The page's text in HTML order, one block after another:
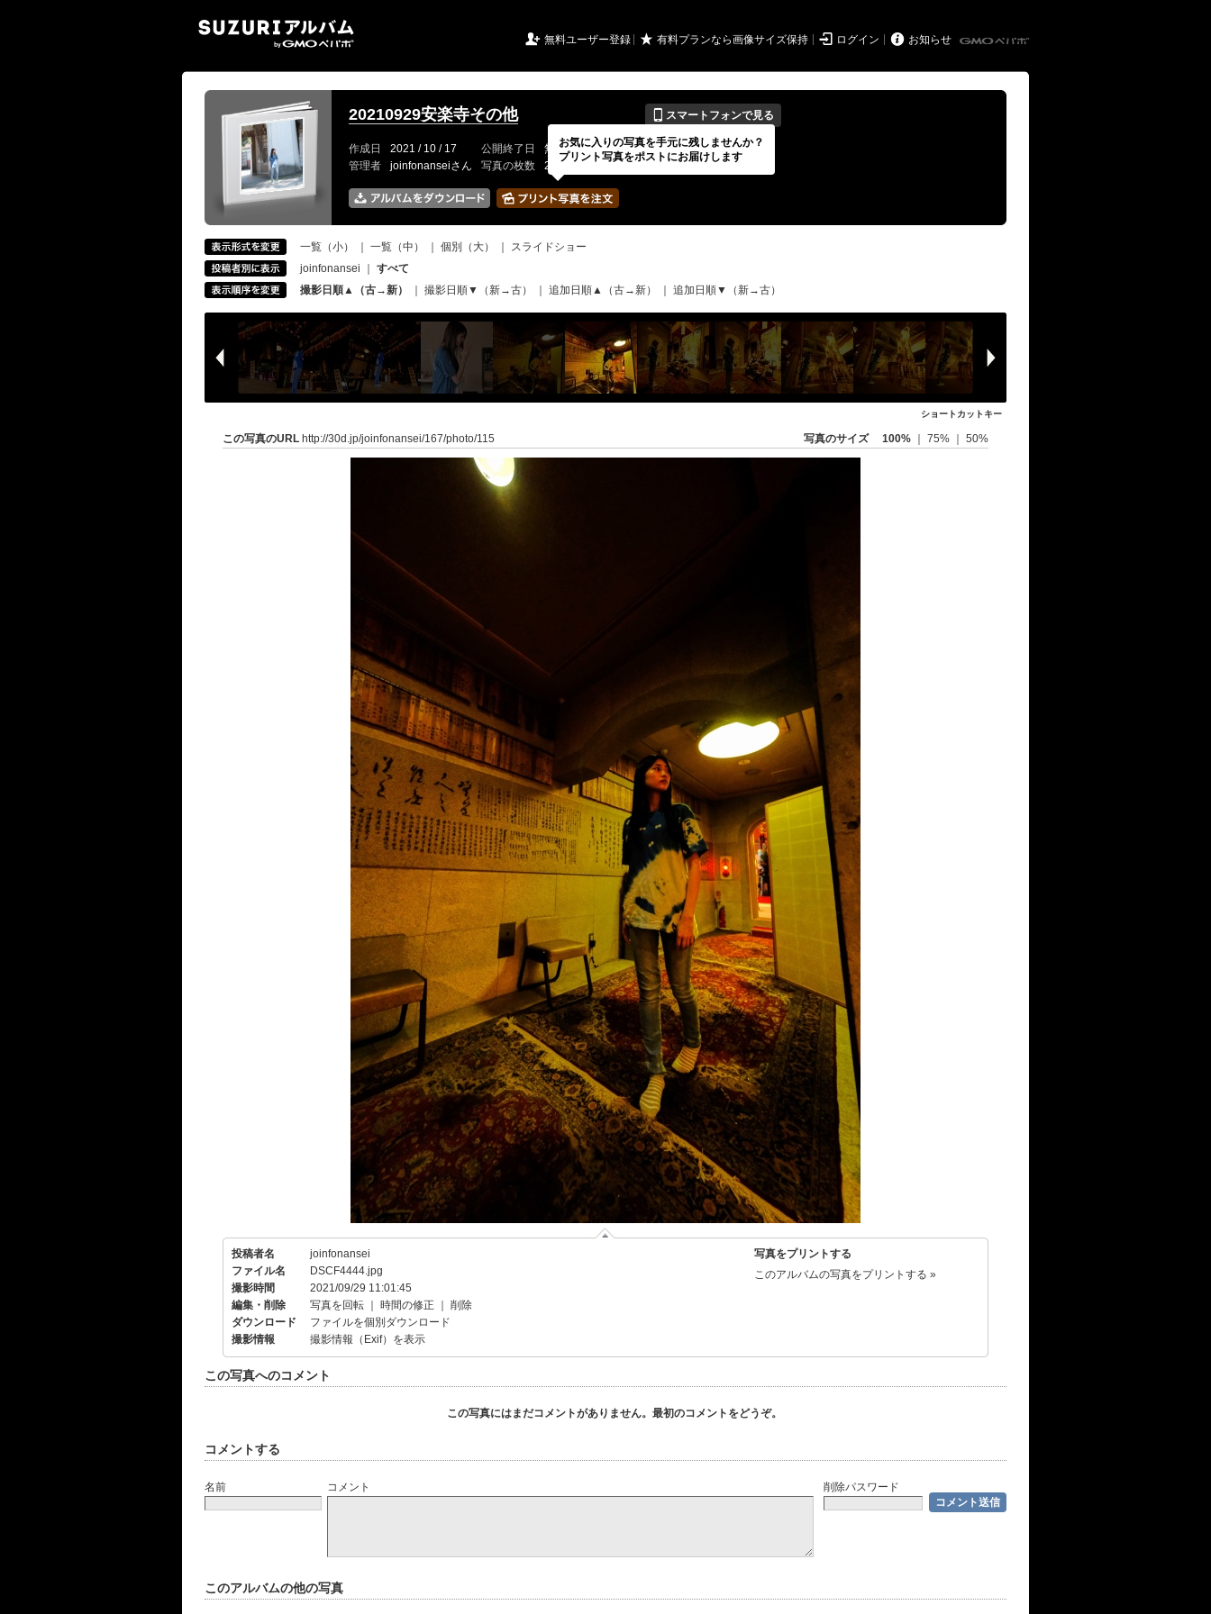
 無料ユーザー登録 ★ 有料プランなら画像サイズ保持  ログイン  お知らせ
20210929安楽寺その他 📱 スマートフォンで見る
作成日 2021 / 10 / 17 公開終了日 無期限 イベントの期間
---
管理者
joinfonanseiさん 写真の枚数 213 / 2000枚
一覧（小） 一覧（中） 個別（大）
スライドショー
joinfonansei
すべて
撮影日順▲（古→新）
撮影日順▼（新→古） 追加日順▲（古→新） 追加日順▼（新→古）
ショートカットキー
この写真のURL http://30d.jp/joinfonansei/167/photo/115 写真のサイズ 100% 75% 50%
投稿者名
joinfonansei
ファイル名
DSCF4444.jpg
撮影時間
2021/09/29 11:01:45
編集・削除
写真を回転 時間の修正
削除
ダウンロード
ファイルを個別ダウンロード
撮影情報
撮影情報（Exif）を表示
写真をプリントする
このアルバムの写真をプリントする »
この写真へのコメント
この写真にはまだコメントがありません。最初のコメントをどうぞ。
コメントする
名前 コメント 削除パスワード
このアルバムの他の写真
お気に入りの写真を手元に残しませんか？
プリント写真をポストにお届けします